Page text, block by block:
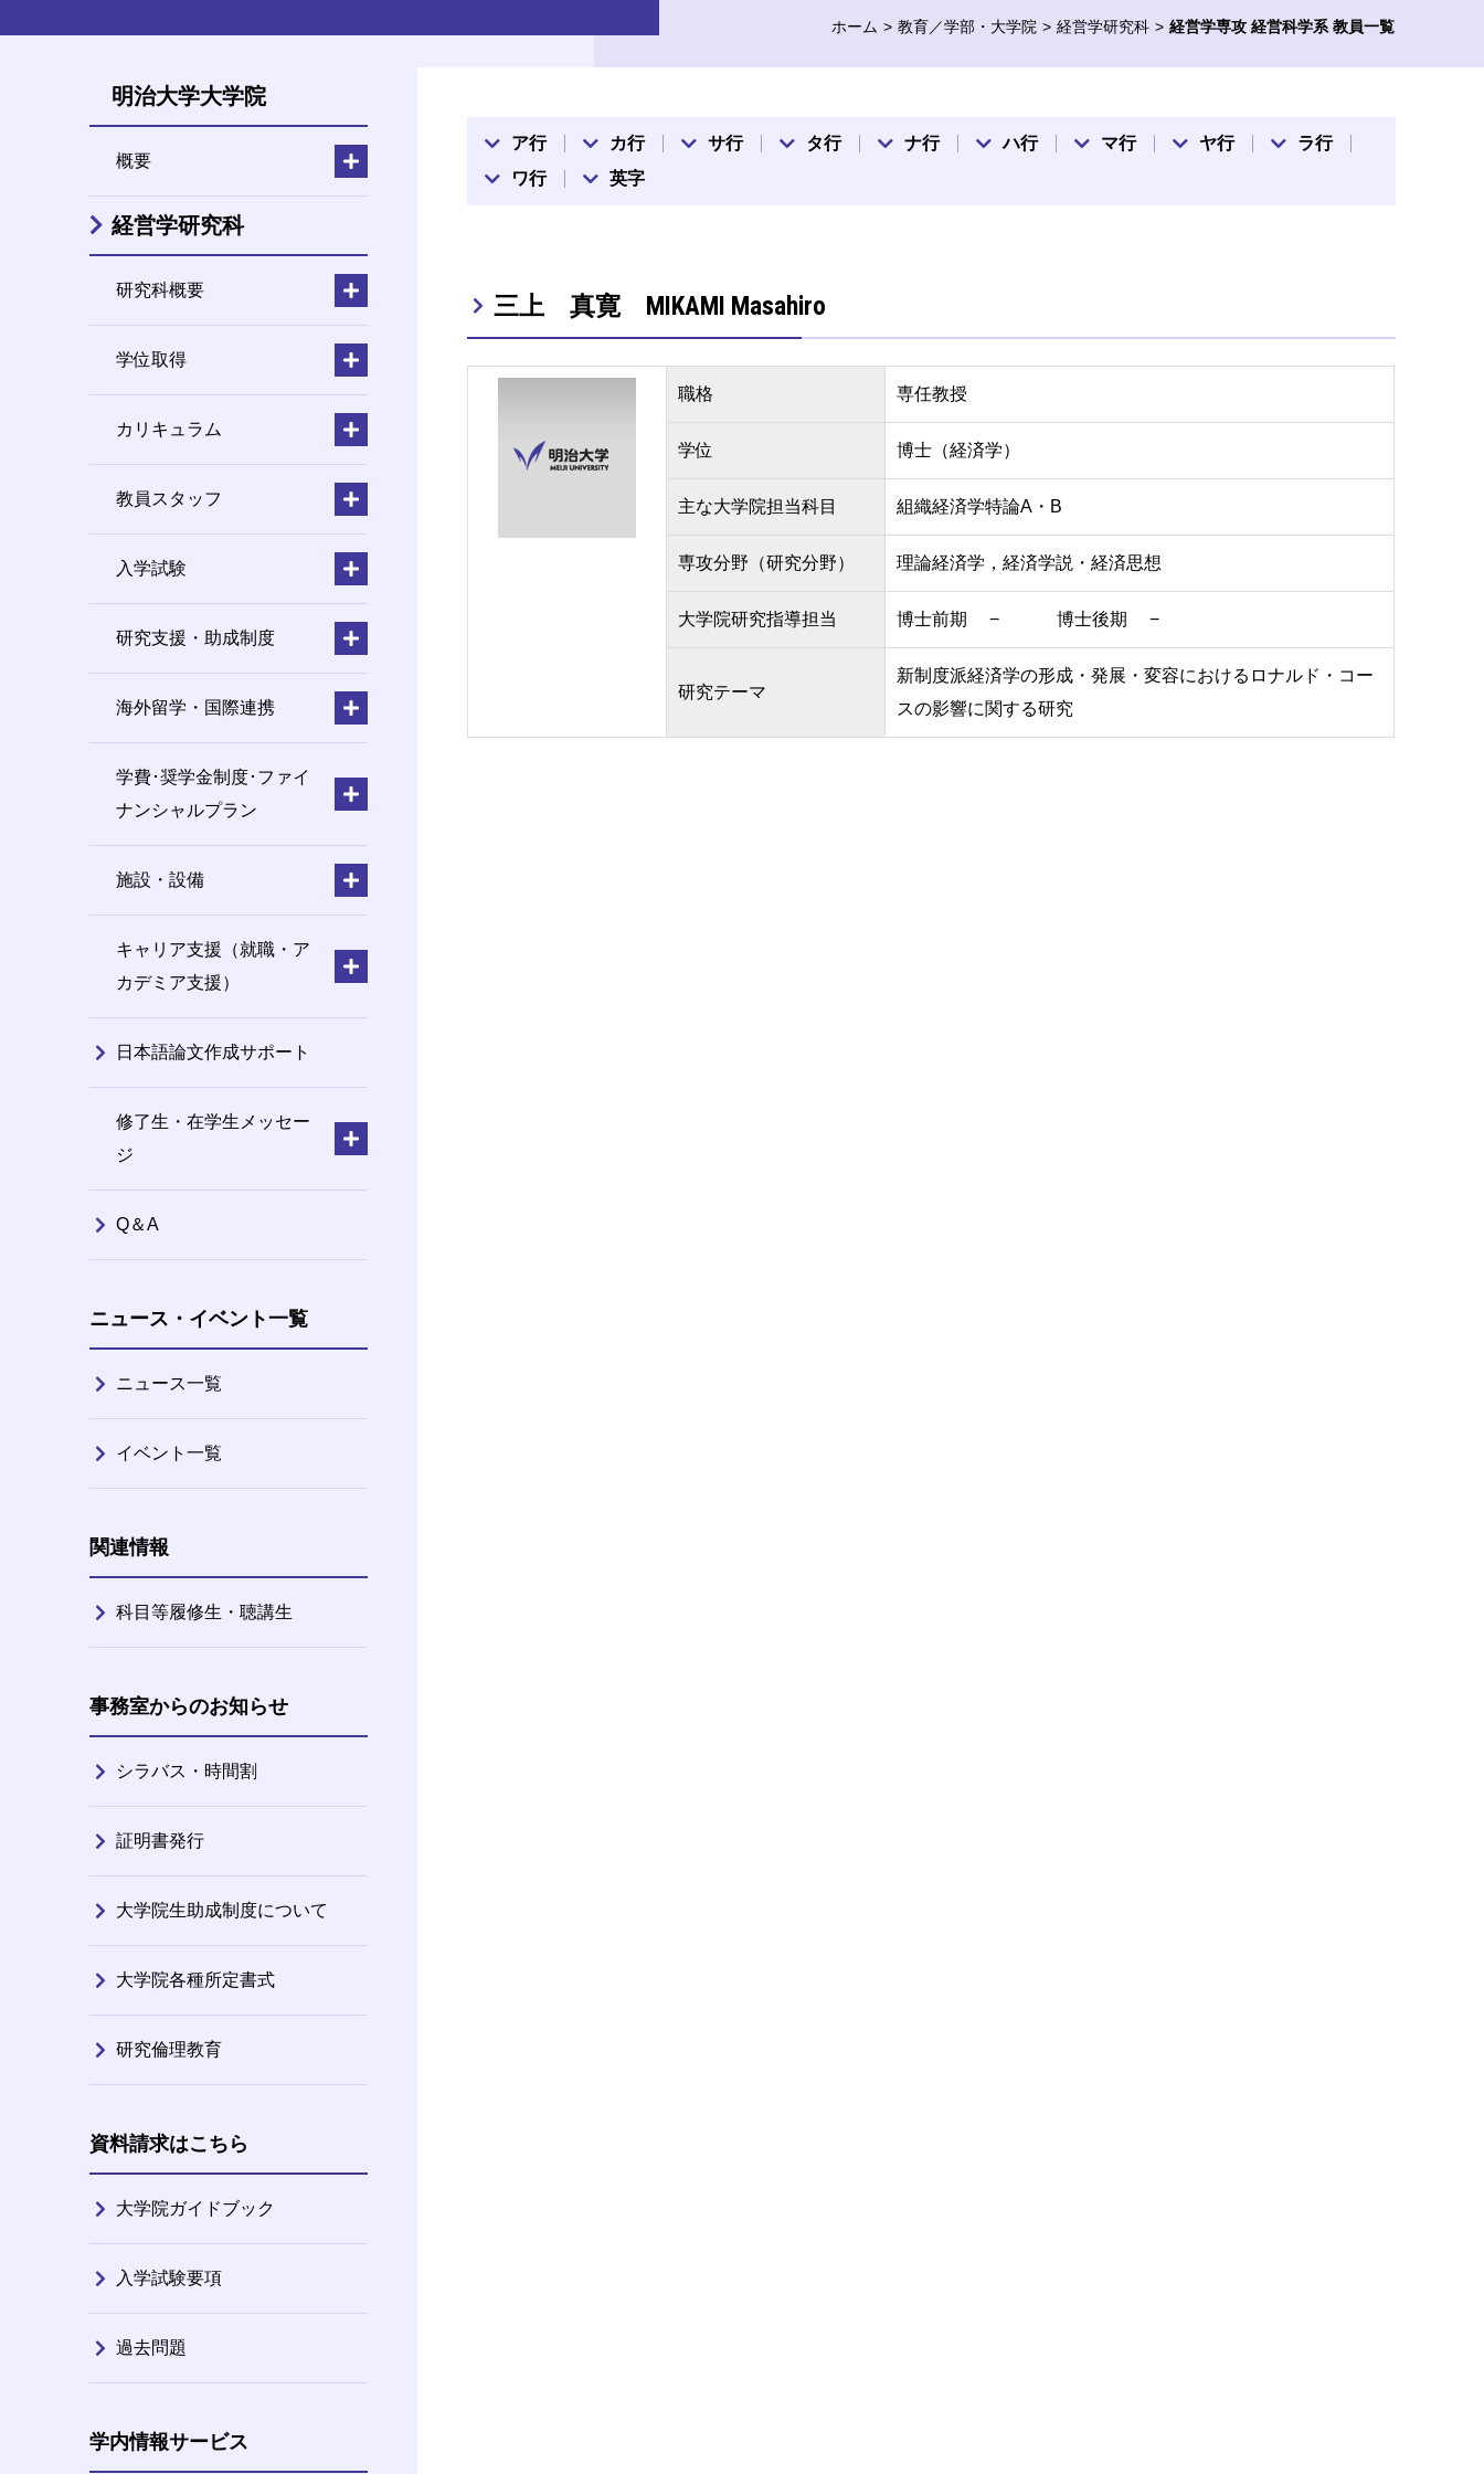
ホーム 教育／学部・大学院 経営学研究科 経営学専攻 経営科学系 教員一覧
ア行 カ行 サ行 タ行 ナ行 ハ行 マ行 ヤ行
ラ行
ワ行
英字
三上 真寛 MIKAMI Masahiro
職格 専任教授
学位 博士（経済学）
主な大学院担当科目 組織経済学特論A・B
専攻分野（研究分野） 理論経済学，経済学説・経済思想
大学院研究指導担当 博士前期 − 博士後期 −
研究テーマ
新制度派経済学の形成・発展・変容におけるロナルド・コー
スの影響に関する研究
明治大学大学院
概要
経営学研究科
研究科概要
学位取得
カリキュラム
教員スタッフ
入学試験
研究支援・助成制度
海外留学・国際連携
学費･奨学金制度･ファイ
ナンシャルプラン
施設・設備
キャリア支援（就職・ア
カデミア支援）
日本語論文作成サポート
修了生・在学生メッセー
ジ
Q＆A
ニュース・イベント一覧
ニュース一覧
イベント一覧
関連情報
科目等履修生・聴講生
事務室からのお知らせ
シラバス・時間割
証明書発行
大学院生助成制度について
大学院各種所定書式
研究倫理教育
資料請求はこちら
大学院ガイドブック
入学試験要項
過去問題
学内情報サービス